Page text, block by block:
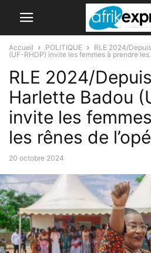
Accueil POLITIQUE
RLE 2024/
(UF-RHDP) invite les femmes à prendre
RLE 2024/
Harlette Badou
invite les
les rênes de
20 octobre 2024